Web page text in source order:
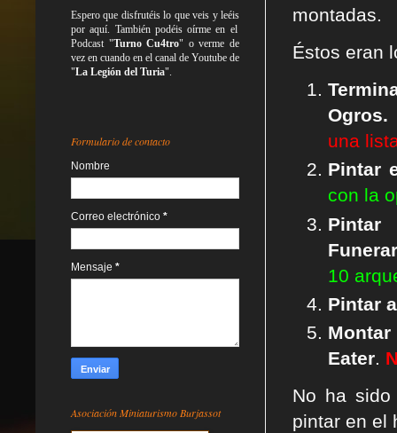
montadas.
Éstos eran
Ogros.
una
Pintar
con la
10
Pintar
Eater.
No ha
pintar en el
Espero que disfrutéis lo queveis yleéis
por aquí. También podéis oírme en el
Podcast "Turno Cu4tro" o verme de
vez en cuando en el canal de Youtube de
"La Legión del Turia".
Formulario de contacto
Nombre
Correo electrónico *
Mensaje *
Asociación Miniaturismo Burjassot